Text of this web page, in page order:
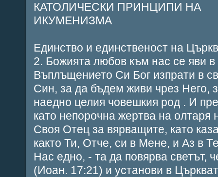
КАТОЛИЧЕСКИ ПРИНЦИПИ НА
ИКУМЕНИЗМА
Единство и единственост на
2. Божията любов към нас се яви в
Въплъщението Си Бог изпрати в
Син, за да бъдем живи чрез Него,
наедно целия човешкия род . И
като непорочна жертва на
Своя Отец за вярващите, като
както Ти, Отче, си в Мене, и Аз в
Нас едно, - та да повярва светът,
(Иоан. 17:21) и установи в